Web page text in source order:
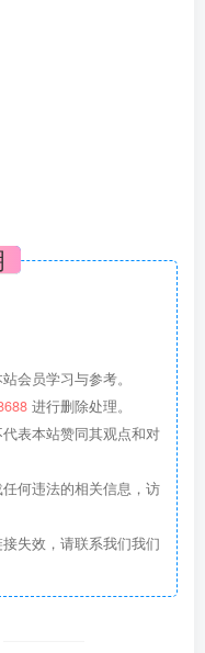
会员学习与参考。
进行删除处理。
表本站赞同其观点和对
何违法的相关信息，访
失效，请联系我们我们